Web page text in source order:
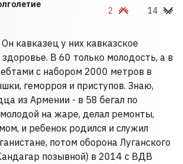
2 14
Он кавказец у них кавказское
здоровье. В 60 только молодость, а в
с набором 2000 метров в
геморроя и приступов. Знаю,
из Армении - в 58 бегал по
на жаре, делал ремонты,
и ребенок родился и служил
потом оборона Луганского
позывной) в 2014 с ВДВ